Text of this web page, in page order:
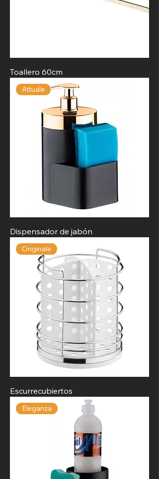
Toallero 60cm
Attuale
Dispensador de jabón
Originale
Escurrecubiertos
Eleganza